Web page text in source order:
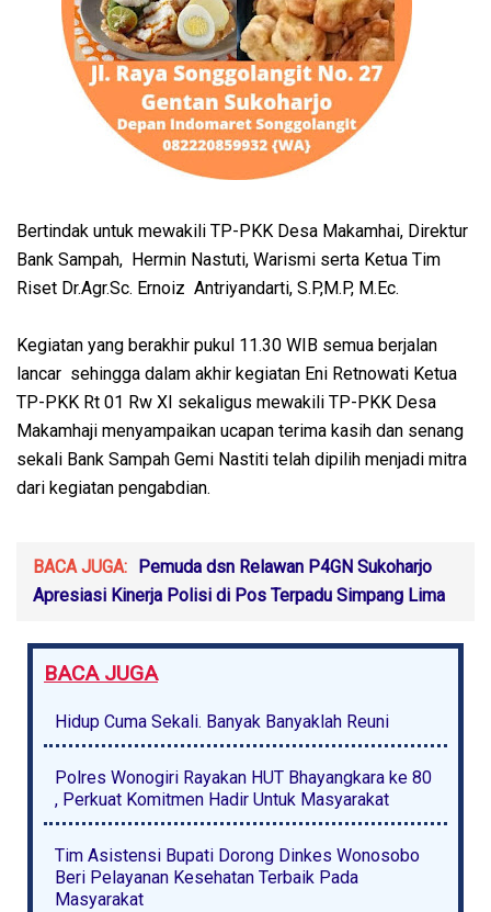
Bertindak untuk mewakili TP-PKK Desa Makamhai, Direktur
Bank Sampah, Hermin Nastuti, Warismi serta Ketua Tim
Riset Dr.Agr.Sc. Ernoiz Antriyandarti, S.P,M.P, M.Ec.
Kegiatan yang berakhir pukul 11.30 WIB semua berjalan
lancar sehingga dalam akhir kegiatan Eni Retnowati Ketua
TP-PKK Rt 01 Rw XI sekaligus mewakili TP-PKK Desa
Makamhaji menyampaikan ucapan terima kasih dan senang
sekali Bank Sampah Gemi Nastiti telah dipilih menjadi mitra
dari kegiatan pengabdian.
BACA JUGA:
Pemuda dsn Relawan P4GN Sukoharjo
Apresiasi Kinerja Polisi di Pos Terpadu Simpang Lima
BACA JUGA
Hidup Cuma Sekali. Banyak Banyaklah Reuni
Polres Wonogiri Rayakan HUT Bhayangkara ke 80
, Perkuat Komitmen Hadir Untuk Masyarakat
Tim Asistensi Bupati Dorong Dinkes Wonosobo
Beri Pelayanan Kesehatan Terbaik Pada
Masyarakat